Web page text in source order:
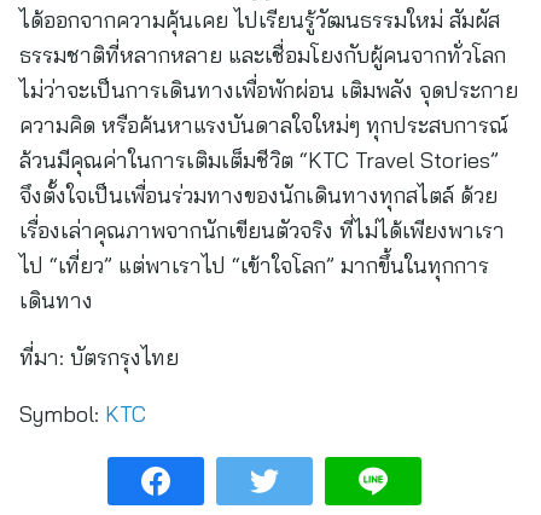
ได้ออกจากความคุ้นเคย ไปเรียนรู้วัฒนธรรมใหม่ สัมผัส
ธรรมชาติที่หลากหลาย และเชื่อมโยงกับผู้คนจากทั่วโลก
ไม่ว่าจะเป็นการเดินทางเพื่อพักผ่อน เติมพลัง จุดประกาย
ความคิด หรือค้นหาแรงบันดาลใจใหม่ๆ ทุกประสบการณ์
ล้วนมีคุณค่าในการเติมเต็มชีวิต “KTC Travel Stories”
จึงตั้งใจเป็นเพื่อนร่วมทางของนักเดินทางทุกสไตล์ ด้วย
เรื่องเล่าคุณภาพจากนักเขียนตัวจริง ที่ไม่ได้เพียงพาเรา
ไป “เที่ยว” แต่พาเราไป “เข้าใจโลก” มากขึ้นในทุกการ
เดินทาง
ที่มา: บัตรกรุงไทย
Symbol: KTC